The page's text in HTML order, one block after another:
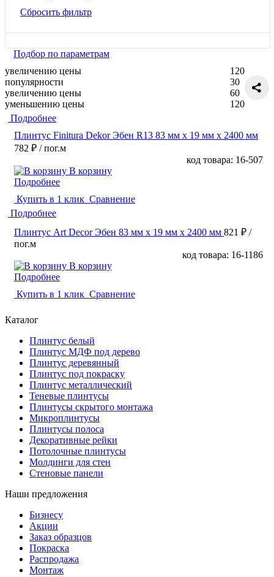
Сбросить фильтр
Подбор по параметрам
увеличению цены
популярности
увеличению цены
уменьшению цены
120
30
60
120
Подробнее
Плинтус Finitura Dekor Эбен R13 83 мм х 19 мм х 2400 мм
782 ₽ / пог.м
код товара: 16-507
В корзину
Подробнее
Купить в 1 клик Сравнение
Подробнее
Плинтус Art Decor Эбен 83 мм х 19 мм х 2400 мм 821 ₽ /
пог.м
код товара: 16-1186
В корзину
Подробнее
Купить в 1 клик Сравнение
Каталог
Плинтус белый
Плинтус МДФ под дерево
Плинтус деревянный
Плинтус под покраску
Плинтус металлический
Теневые плинтусы
Плинтусы скрытого монтажа
Микроплинтусы
Плинтусы полоса
Декоративные рейки
Потолочные плинтусы
Молдинги для стен
Стеновые панели
Наши предложения
Бизнесу
Акции
Заказ образцов
Покраска
Распродажа
Монтаж